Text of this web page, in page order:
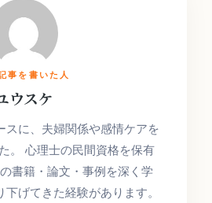
事を書いた人
ウスケ
スに、夫婦関係や感情ケアを
。 心理士の民間資格を保有
書籍・論文・事例を深く学
げてきた経験があります。